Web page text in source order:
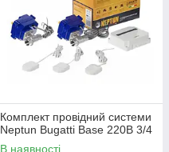
Комплект провідний системи
Neptun Bugatti Base 220B 3/4
В наявності